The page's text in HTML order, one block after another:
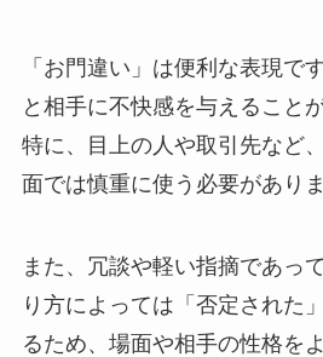
「お門違い」は便利な表現で
と相手に不快感を与えること
特に、目上の人や取引先など
面では慎重に使う必要がありま
また、冗談や軽い指摘であっ
り方によっては「否定された
るため、場面や相手の性格を